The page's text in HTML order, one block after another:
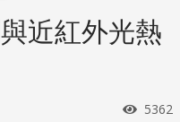
近紅外光熱
瀏覽
5362